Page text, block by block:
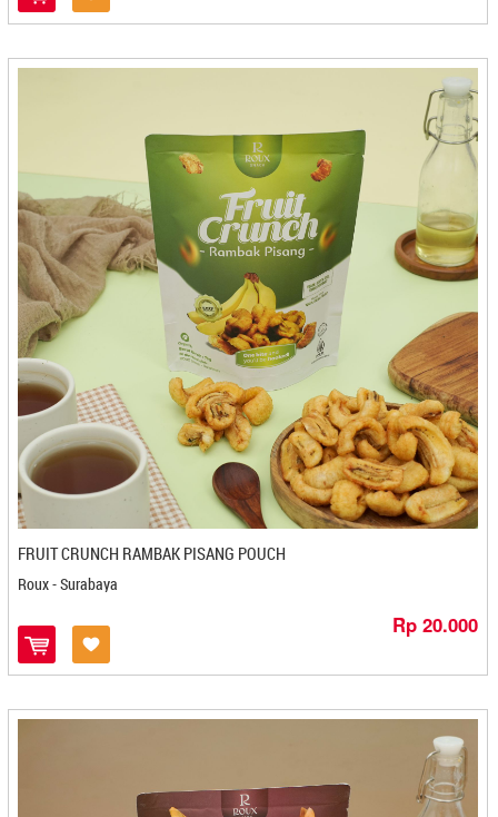
Nu Ibun - Bandung
Nukita Food - Bandung
Nyah Ayu - Magelang
Nyah Tewel - Surabaya
Nyai Kerang - Bandung
Nyai Kerang- Bandung
Ocien - Cirebon
Okawa - Cilegon
Olasing - Bekasi
Oleh - Oleh Sederhana - Semarang
Oleh Oleh Lestari - Bontang
Olino's - Surabaya
Onde-onde Bo Liem - Mojokerto
Ospinachi - Makasar
Otten Coffe - Medan
Pak Ayang - Padang
Paket Hampers Kartika Inti Sejati - Bandung
Paket Medan
Paket Pontianak
Papapia - Bogor
Patin - Medan
PD. Laksana - Cilegon
FRUIT CRUNCH RAMBAK PISANG POUCH
Roux - Surabaya
Rp 20.000